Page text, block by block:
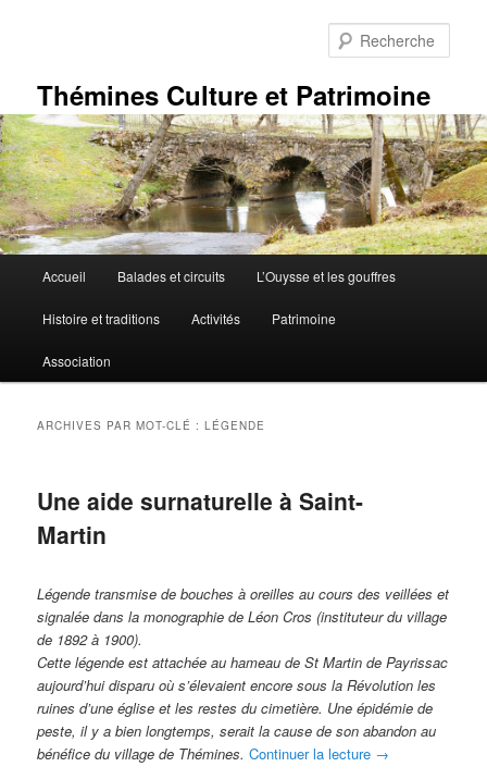
Thémines Culture et Patrimoine
principal
Accueil Balades et circuits L’Ouysse et les gouffres
Histoire et traditions Activités Patrimoine
Association
ARCHIVES PAR MOT-CLÉ :LÉGENDE
Une aide surnaturelle à Saint-
Martin
Légende transmise de bouches à oreilles au cours des veillées et
signalée dans la monographie de Léon Cros (instituteur du village
de 1892 à 1900).
Cette légende est attachée au hameau de St Martin de Payrissac
aujourd’hui disparu où s’élevaient encore sous la Révolution les
ruines d’une église et les restes du cimetière. Une épidémie de
peste, il y a bien longtemps, serait la cause de son abandon au
bénéfice du village de Thémines. Continuer la lecture →